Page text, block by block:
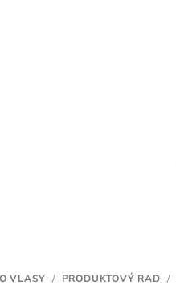
VLASY / PRODUKTOVÝ RAD /